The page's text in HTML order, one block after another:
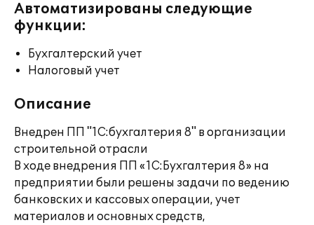
Автоматизированы следующие
функции:
Бухгалтерский учет
Налоговый учет
Описание
Внедрен ПП "1С:бухгалтерия 8" в организации
строительной отрасли
В ходе внедрения ПП «1С:Бухгалтерия 8» на
предприятии были решены задачи по ведению
банковских и кассовых операции, учет
материалов и основных средств,